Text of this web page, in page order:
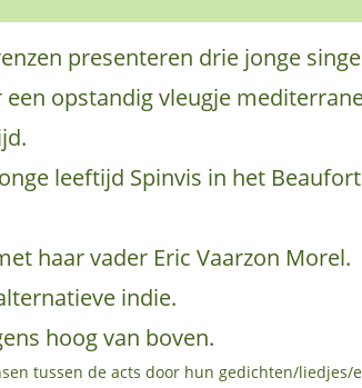
presenteren drie jonge
opstandig vleugje
leeftijd Spinvis in het
haar vader Eric Vaarzon Morel.
indie.
hoog van boven.
tussen de acts door hun gedichten/liedjes/